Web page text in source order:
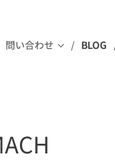
問い合わせ BLOG